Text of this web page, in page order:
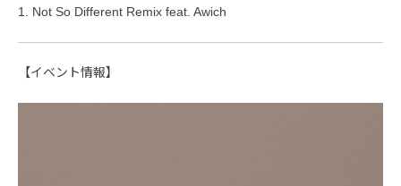
1. Not So Different Remix feat. Awich
【イベント情報】